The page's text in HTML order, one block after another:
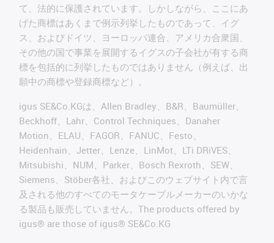
て、法的に保護されています。しかしながら、ここにあ
げた商標はあくまで例示列挙したものであって、イグ
ス、およびドイツ、ヨーロッパ連合、アメリカ合衆国、
その他の国で事業を展開するイグスの子会社が有する商
標を包括的に列挙したものではありません（例えば、出
願中の商標や登録商標など）。
igus SE&Co.KGは、Allen Bradley、B&R、Baumüller、
Beckhoff、Lahr、Control Techniques、Danaher
Motion、ELAU、FAGOR、FANUC、Festo、
Heidenhain、Jetter、Lenze、LinMot、LTi DRiVES、
Mitsubishi、NUM、Parker、Bosch Rexroth、SEW、
Siemens、Stöber各社、およびこのウェブサイト内で言
及される他のすべてのモータケーブルメーカーのいかな
る製品も販売していません。The products offered by
igus® are those of igus® SE&Co.KG